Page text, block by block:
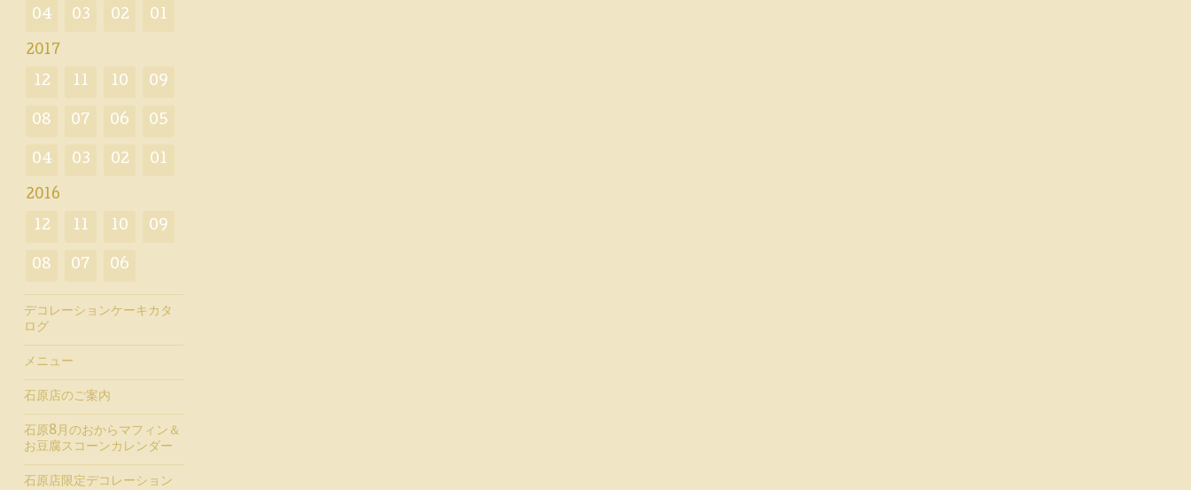
04 03 02 01
2017
12 11 10 09
08 07 06 05
04 03 02 01
2016
12 11 10 09
08 07 06
デコレーションケーキカタ
ログ
メニュー
石原店のご案内
石原8月のおからマフィン＆
お豆腐スコーンカレンダー
石原店限定デコレーション